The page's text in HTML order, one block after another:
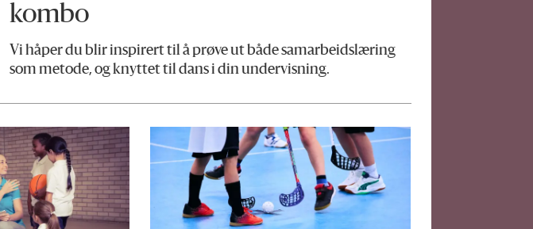
kombo
Vi håper du blir inspirert til å prøve ut både samarbeidslæring
som metode, og knyttet til dans i din undervisning.